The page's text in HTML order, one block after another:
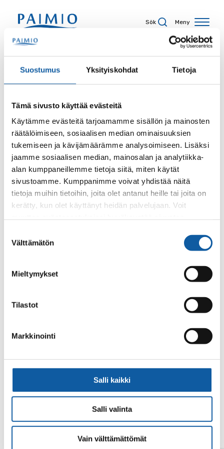
Suostumus Yksityiskohdat Tietoja
Tämä sivusto käyttää evästeitä
Käytämme evästeitä tarjoamamme sisällön ja mainosten
räätälöimiseen, sosiaalisen median ominaisuuksien
tukemiseen ja kävijämäärämme analysoimiseen. Lisäksi
jaamme sosiaalisen median, mainosalan ja analytiikka-
alan kumppaneillemme tietoja siitä, miten käytät
sivustoamme. Kumppanimme voivat yhdistää näitä
tietoja muihin tietoihin, joita olet antanut heille tai joita on
kerätty, kun olet käyttänyt heidän palvelujaan. Voit
valinta
Välttämätön
Mieltymykset
Tilastot
Markkinointi
Salli kaikki
Salli valinta
Vain välttämättömät
Sök Meny
Sökresultat
Sökord
Sida
Innehållstyp